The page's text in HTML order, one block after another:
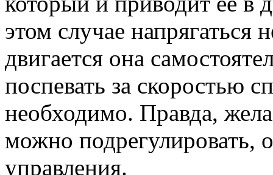
этом случае напрягаться
двигается она
поспевать за скоростью
необходимо. Правда,
можно подрегулировать,
управления.